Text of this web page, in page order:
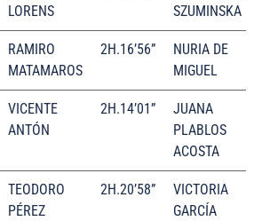
LORENS
SZUMINSKA
RAMIRO
MATAMAROS
2H.16’56”
NURIA DE
MIGUEL
VICENTE
ANTÓN
2H.14’01”
JUANA
PLABLOS
ACOSTA
TEODORO
PÉREZ
2H.20’58”
VICTORIA
GARCÍA